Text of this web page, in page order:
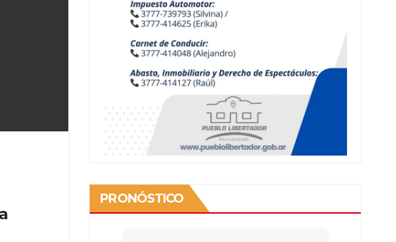
PRONÓSTICO